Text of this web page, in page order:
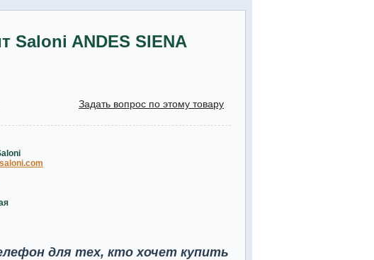
Saloni ANDES SIENA
Задать вопрос по этому товару
для тех, кто хочет купить